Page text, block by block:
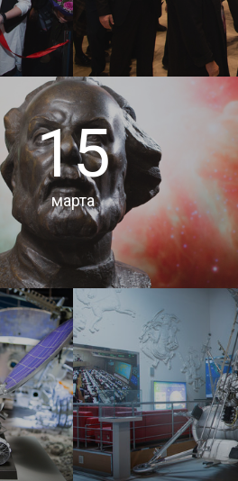
–
Музей
форуме-2016
Манеж
Подробнее
15
марта
космонавтики открылась